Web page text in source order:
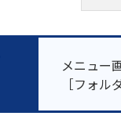
メニュー
［フォ